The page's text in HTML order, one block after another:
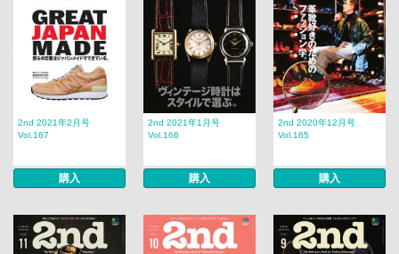
2nd 2021年2月号
Vol.167
購入
2nd 2021年1月号
Vol.166
購入
2nd 2020年12月号
Vol.165
購入